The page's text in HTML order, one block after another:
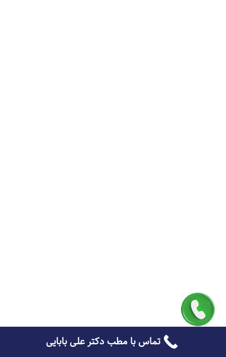
تماس با مطب دکتر علی بابایی